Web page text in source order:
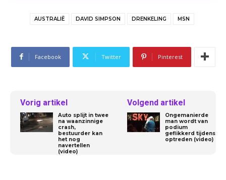
AUSTRALIË DAVID SIMPSON DRENKELING MSN
Facebook Twitter Pinterest
Vorig artikel
Auto splijt in twee
na waanzinnige
crash,
bestuurder kan
het nog
navertellen
(video)
Volgend artikel
Ongemanierde
man wordt van
podium
geflikkerd tijdens
optreden (video)